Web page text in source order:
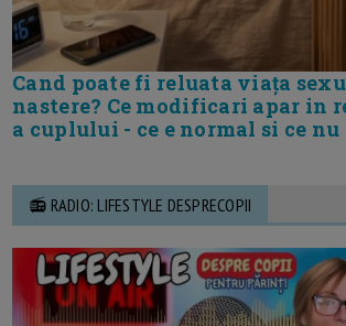
Cand poate fi reluata viața
nastere? Ce modificari apar in
a cuplului - ce e normal si ce nu
📻 RADIO: LIFESTYLE DESPRECOPII